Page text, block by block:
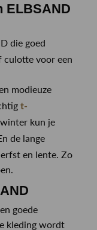
ELBSAND
die goed
culotte voor een
modieuze
t-
kun je
En de lange
en lente. Zo
goede
kleding wordt